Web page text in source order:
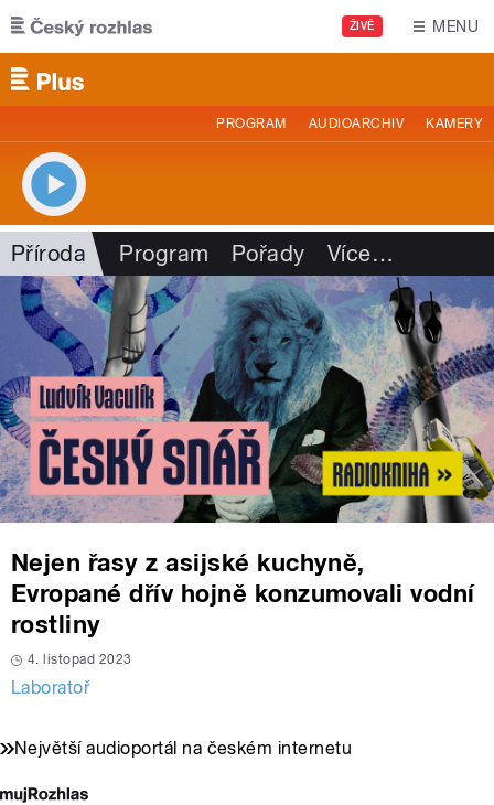
Přejít k hlavnímu obsahu
ŽIVĚ MENU
PROGRAM AUDIOARCHIV KAMERY
Příroda Program Pořady Více…
Nejen řasy z asijské kuchyně,
Evropané dřív hojně konzumovali vodní
rostliny
4. listopad 2023
Laboratoř
Největší audioportál na českém internetu